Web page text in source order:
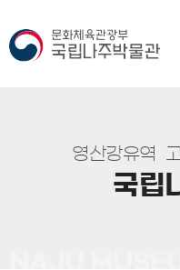
영산강유역 고
국립